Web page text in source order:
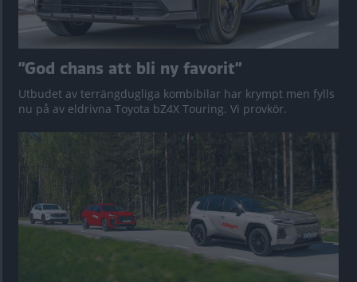
”God chans att bli ny favorit”
Utbudet av terrängdugliga kombibilar har krympt men fylls
nu på av eldrivna Toyota bZ4X Touring. Vi provkör.